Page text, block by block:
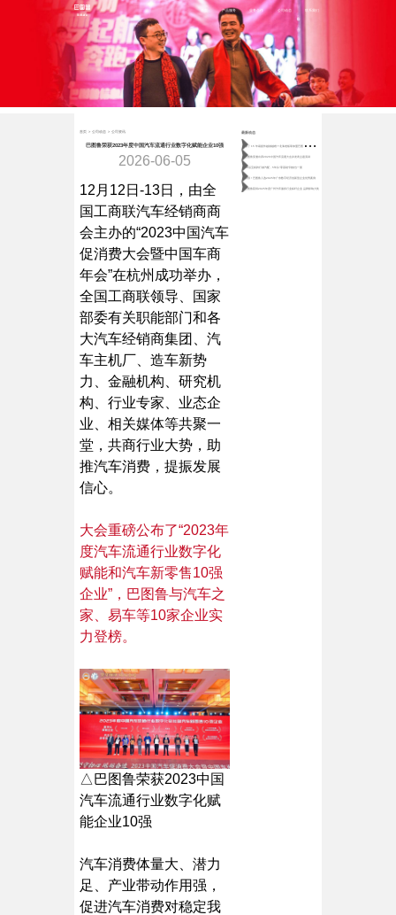
产品服务 业务合作 公司动态 联系我们
首页 > 公司动态 > 公司资讯
巴图鲁荣获2023年度中国汽车流通行业数字化赋能企业10强
2026-06-05
12月12日-13日，由全
国工商联汽车经销商商
会主办的“2023中国汽车
促消费大会暨中国车商
年会”在杭州成功举办，
全国工商联领导、国家
部委有关职能部门和各
大汽车经销商集团、汽
车主机厂、造车新势
力、金融机构、研究机
构、行业专家、业态企
业、相关媒体等共聚一
堂，共商行业大势，助
推汽车消费，提振发展
信心。
大会重磅公布了“2023年
度汽车流通行业数字化
赋能和汽车新零售10强
企业”， 巴图鲁与汽车之
家、易车等10家企业实
力登榜。
△巴图鲁荣获2023中国
汽车流通行业数字化赋
能企业10强
汽车消费体量大、潜力
足、产业带动作用强，
促进汽车消费对稳定我
最新动态
做
了 15 年易损件越做越难？北海老板靠加盟巴图鲁稳守月近百万营收
巴图鲁受邀出席2026中国汽车流通大会并发表主题演讲
80后宝妈跨行做汽配，5年从“零基础”到独当一面
喜报！巴图鲁入选2025年广东数字经济创新型企业优秀案例
巴图鲁获得2025年度广州汽车服务行业标杆企业 品牌影响力奖